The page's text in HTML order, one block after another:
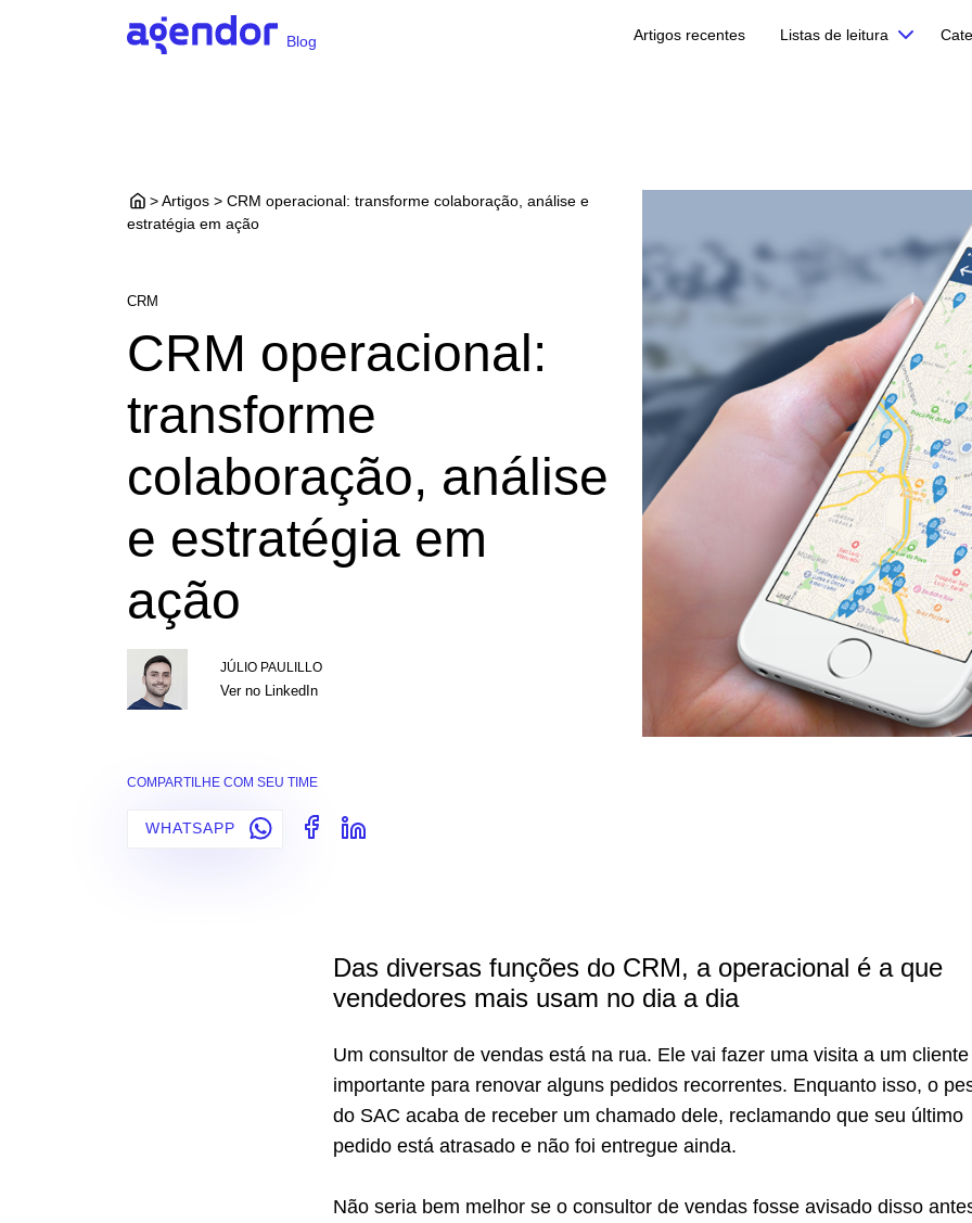
Blog Artigos recentes Listas de leitura
> Artigos > CRM operacional: transforme colaboração, análise e
estratégia em ação
CRM
CRM operacional:
transforme
colaboração, análise
e estratégia em
ação
JÚLIO PAULILLO
Ver no LinkedIn
COMPARTILHE COM SEU TIME
WHATSAPP
Das diversas funções do CRM, a operacional é a que
vendedores mais usam no dia a dia
Um consultor de vendas está na rua. Ele vai fazer uma visita a um cliente
importante para renovar alguns pedidos recorrentes. Enquanto isso, o
do SAC acaba de receber um chamado dele, reclamando que seu último
pedido está atrasado e não foi entregue ainda.
Não seria bem melhor se o consultor de vendas fosse avisado disso